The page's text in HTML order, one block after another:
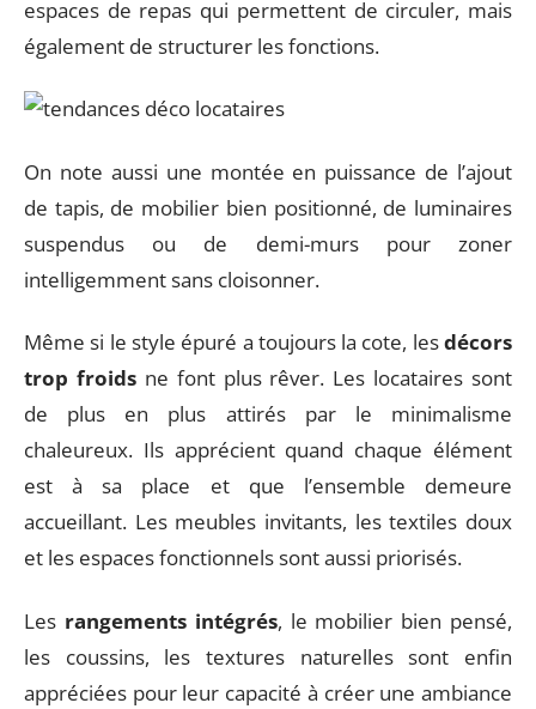
espaces de repas qui permettent de circuler, mais
également de structurer les fonctions.
On note aussi une montée en puissance de l’ajout
de tapis, de mobilier bien positionné, de luminaires
suspendus ou de demi-murs pour zoner
intelligemment sans cloisonner.
Même si le style épuré a toujours la cote, lesdécors
trop froids ne font plus rêver. Les locataires sont
de plus en plus attirés par le minimalisme
chaleureux. Ils apprécient quand chaque élément
est à sa place et que l’ensemble demeure
accueillant. Les meubles invitants, les textiles doux
et les espaces fonctionnels sont aussi priorisés.
Les rangements intégrés, le mobilier bien pensé,
les coussins, les textures naturelles sont enfin
appréciées pour leur capacité à créer une ambiance